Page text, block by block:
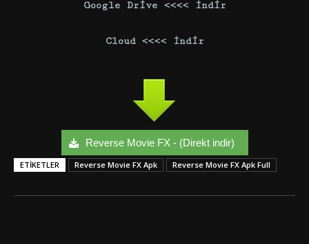
Google Drive <<<< İndir
Cloud <<<< İndir
Reverse Movie FX - (Direkt indir)
ETIKETLER Reverse Movie FX Apk Reverse Movie FX Apk Full